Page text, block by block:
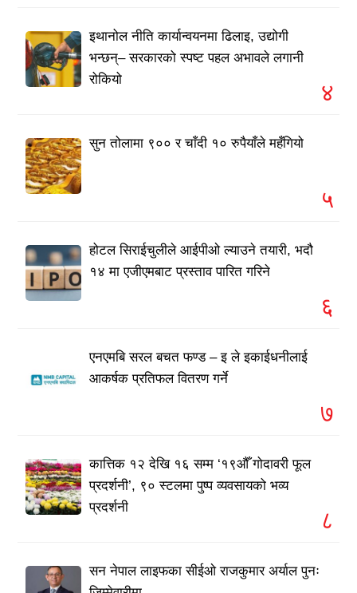
इथानोल नीति कार्यान्वयनमा ढिलाइ, उद्योगी
भन्छन्– सरकारको स्पष्ट पहल अभावले लगानी
रोकियो
४
सुन तोलामा ९०० र चाँदी १० रुपैयाँले महँगियो
५
होटल सिराईचुलीले आईपीओ ल्याउने तयारी, भदौ
१४ मा एजीएमबाट प्रस्ताव पारित गरिने
६
एनएमबि सरल बचत फण्ड – इ ले इकाईधनीलाई
आकर्षक प्रतिफल वितरण गर्ने
७
कात्तिक १२ देखि १६ सम्म ‘१९औँ गोदावरी फूल
प्रदर्शनी’, ९० स्टलमा पुष्प व्यवसायको भव्य
प्रदर्शनी
८
सन नेपाल लाइफका सीईओ राजकुमार अर्याल पुनः